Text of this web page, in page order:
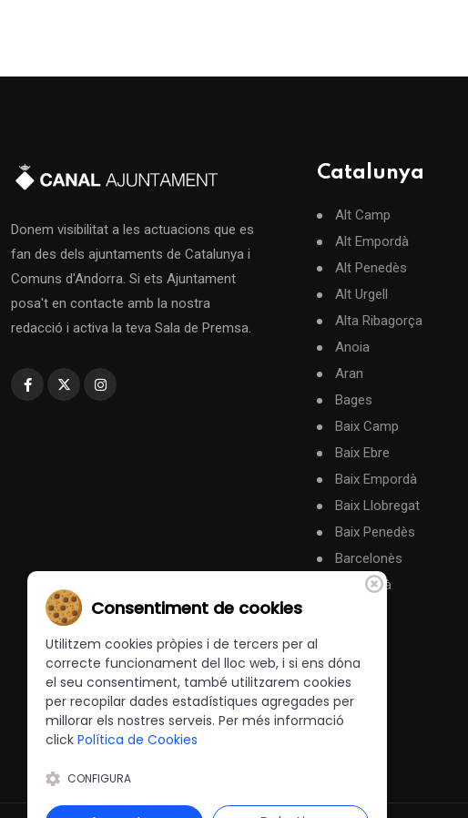
Donem visibilitat a les actuacions que es
fan des dels ajuntaments de Catalunya i
Comuns d'Andorra. Si ets Ajuntament
posa't en contacte amb la nostra
redacció i activa la teva Sala de Premsa.
Catalunya
Alt Camp
Alt Empordà
Alt Penedès
Alt Urgell
Alta Ribagorça
Anoia
Aran
Bages
Baix Camp
Baix Ebre
Baix Empordà
Baix Llobregat
Baix Penedès
Barcelonès
Berguedà
Consentiment de cookies
Utilitzem cookies pròpies i de tercers per al
correcte funcionament del lloc web, i si ens dóna
el seu consentiment, també utilitzarem cookies
per recopilar dades estadístiques agregades per
millorar els nostres serveis. Per més informació
click Política de Cookies
CONFIGURA